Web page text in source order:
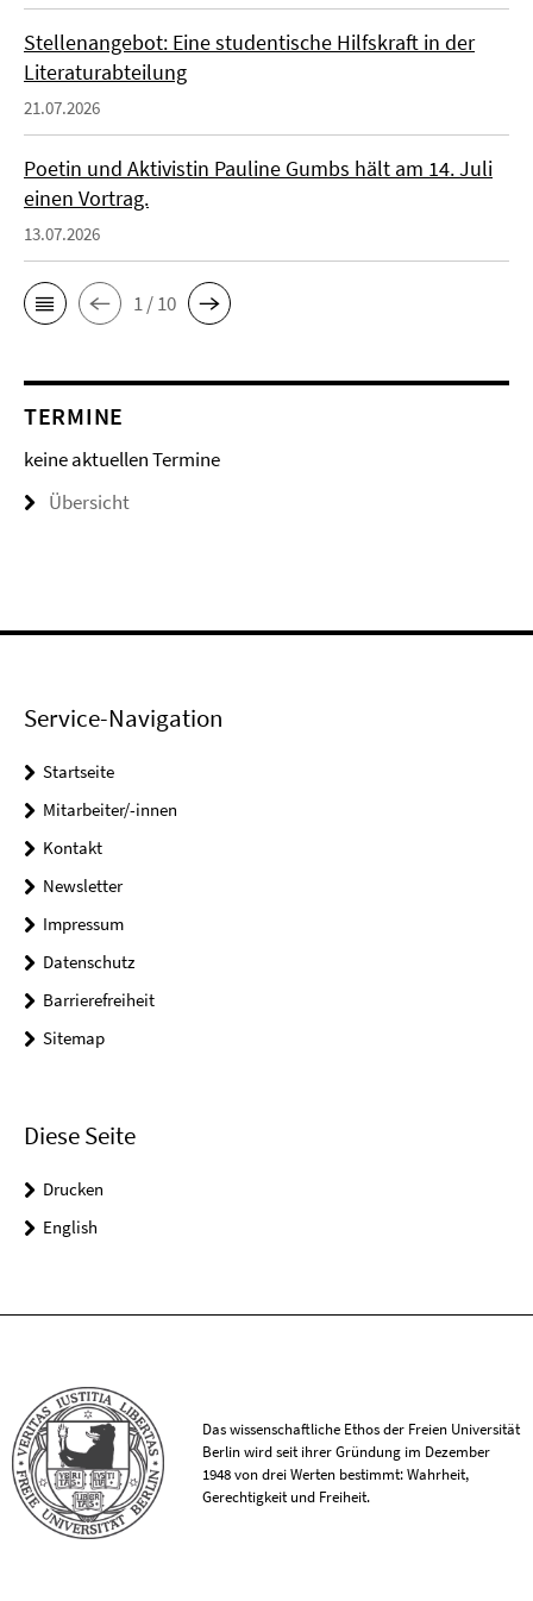
Stellenangebot: Eine studentische Hilfskraft in der
Literaturabteilung
21.07.2026
Poetin und Aktivistin Pauline Gumbs hält am 14. Juli
einen Vortrag.
13.07.2026
1 / 10
TERMINE
keine aktuellen Termine
Übersicht
Service-Navigation
Startseite
Mitarbeiter/-innen
Kontakt
Newsletter
Impressum
Datenschutz
Barrierefreiheit
Sitemap
Diese Seite
Drucken
English
Das wissenschaftliche Ethos der Freien Universität
Berlin wird seit ihrer Gründung im Dezember
1948 von drei Werten bestimmt: Wahrheit,
Gerechtigkeit und Freiheit.